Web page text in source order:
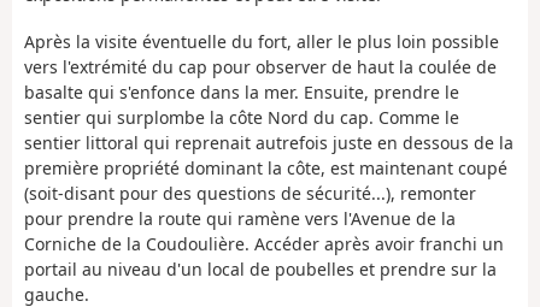
Après la visite éventuelle du fort, aller le plus loin possible
vers l'extrémité du cap pour observer de haut la coulée de
basalte qui s'enfonce dans la mer. Ensuite, prendre le
sentier qui surplombe la côte Nord du cap. Comme le
sentier littoral qui reprenait autrefois juste en dessous de la
première propriété dominant la côte, est maintenant coupé
(soit-disant pour des questions de sécurité...), remonter
pour prendre la route qui ramène vers l'Avenue de la
Corniche de la Coudoulière. Accéder après avoir franchi un
portail au niveau d'un local de poubelles et prendre sur la
gauche.